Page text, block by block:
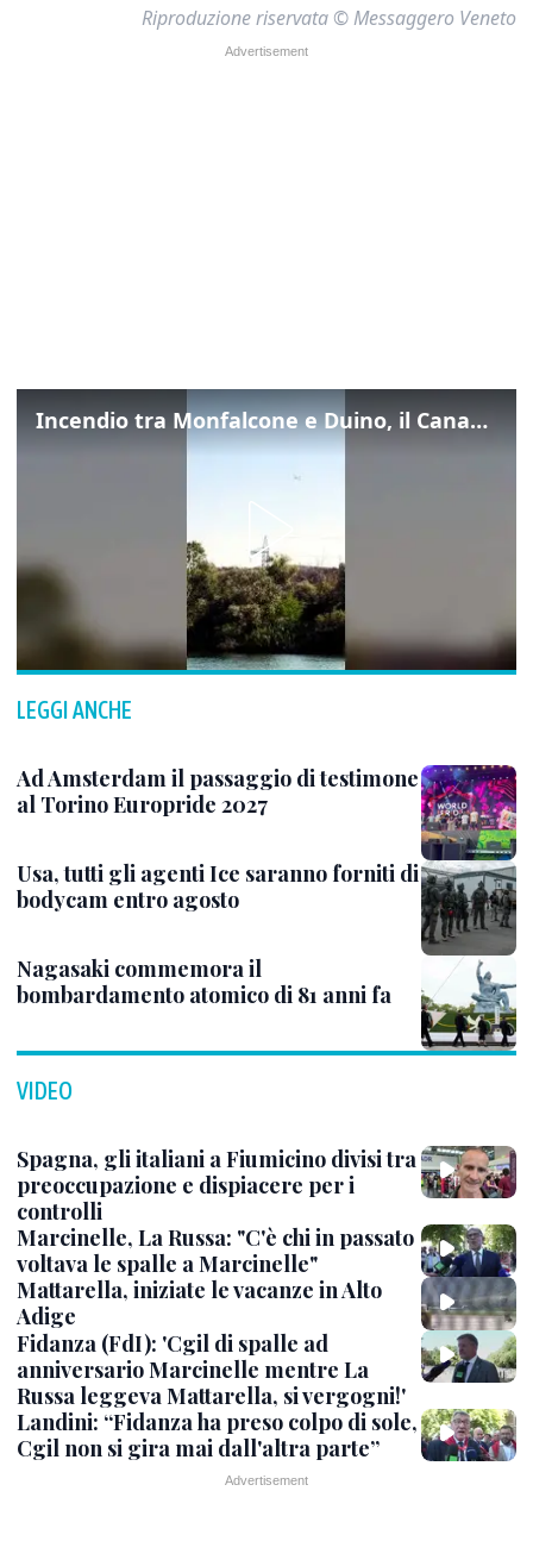
Riproduzione riservata © Messaggero Veneto
Incendio tra Monfalcone e Duino, il Canadair in azione per fermare le fiamme sul fronte dell’A4
LEGGI ANCHE
Ad Amsterdam il passaggio di testimone
al Torino Europride 2027
Usa, tutti gli agenti Ice saranno forniti di
bodycam entro agosto
Nagasaki commemora il
bombardamento atomico di 81 anni fa
VIDEO
Spagna, gli italiani a Fiumicino divisi tra
preoccupazione e dispiacere per i
controlli
Marcinelle, La Russa: "C'è chi in passato
voltava le spalle a Marcinelle"
Mattarella, iniziate le vacanze in Alto
Adige
Fidanza (FdI): 'Cgil di spalle ad
anniversario Marcinelle mentre La
Russa leggeva Mattarella, si vergogni!'
Landini: “Fidanza ha preso colpo di sole,
Cgil non si gira mai dall'altra parte”